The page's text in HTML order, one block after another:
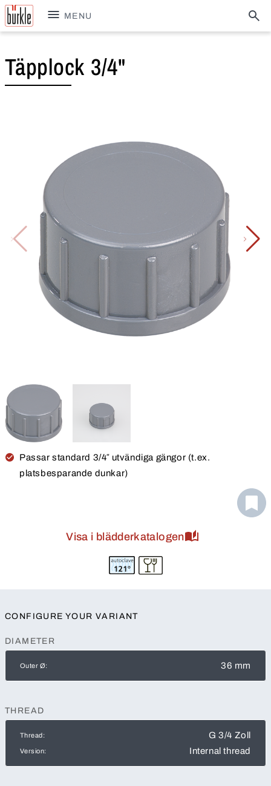
MENU
Täpplock 3/4"
Passar standard 3/4″ utvändiga gängor (t.ex.
platsbesparande dunkar)
Visa i blädderkatalogen
CONFIGURE YOUR VARIANT
DIAMETER
Outer Ø: 36 mm
THREAD
Thread: G 3/4 Zoll
Version: Internal thread